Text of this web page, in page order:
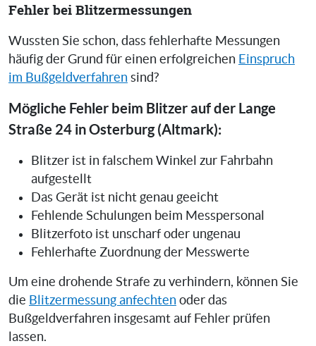
Fehler bei Blitzermessungen
Wussten Sie schon, dass fehlerhafte Messungen
häufig der Grund für einen erfolgreichen Einspruch
im Bußgeldverfahren sind?
Mögliche Fehler beim Blitzer auf der Lange
Straße 24 in Osterburg (Altmark):
Blitzer ist in falschem Winkel zur Fahrbahn
aufgestellt
Das Gerät ist nicht genau geeicht
Fehlende Schulungen beim Messpersonal
Blitzerfoto ist unscharf oder ungenau
Fehlerhafte Zuordnung der Messwerte
Um eine drohende Strafe zu verhindern, können Sie
die Blitzermessung anfechten oder das
Bußgeldverfahren insgesamt auf Fehler prüfen
lassen.